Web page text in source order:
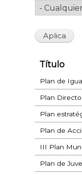
la
navegación
Título
Plan de
Plan
Plan
Plan de
III Plan
Plan de